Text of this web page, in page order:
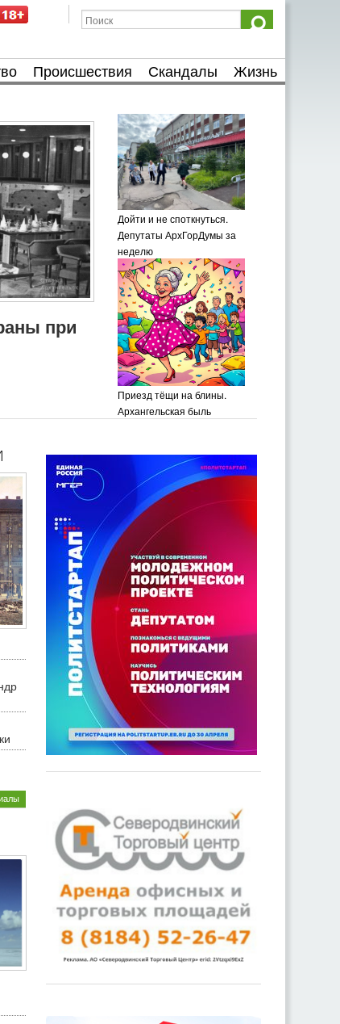
Происшествия Скандалы Жизнь
при
Дойти и не споткнуться.
Депутаты АрхГорДумы за
неделю
Приезд тёщи на блины.
Архангельская быль